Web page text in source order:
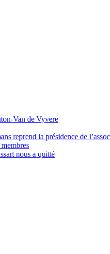
Van de Vyvere
reprend la présidence de
nous a quitté